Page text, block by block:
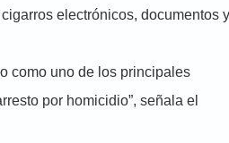
electrónicos, documentos
como uno de los principales
por homicidio”, señala el